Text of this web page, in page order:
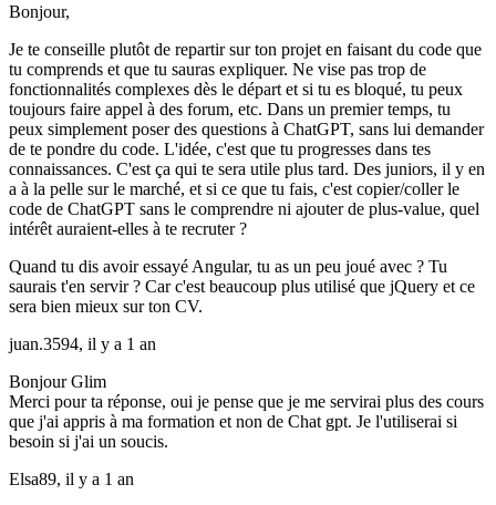
Bonjour,
Je te conseille plutôt de repartir sur ton projet en faisant du code que
tu comprends et que tu sauras expliquer. Ne vise pas trop de
fonctionnalités complexes dès le départ et si tu es bloqué, tu peux
toujours faire appel à des forum, etc. Dans un premier temps, tu
peux simplement poser des questions à ChatGPT, sans lui demander
de te pondre du code. L'idée, c'est que tu progresses dans tes
connaissances. C'est ça qui te sera utile plus tard. Des juniors, il y en
a à la pelle sur le marché, et si ce que tu fais, c'est copier/coller le
code de ChatGPT sans le comprendre ni ajouter de plus-value, quel
intérêt auraient-elles à te recruter ?
Quand tu dis avoir essayé Angular, tu as un peu joué avec ? Tu
saurais t'en servir ? Car c'est beaucoup plus utilisé que jQuery et ce
sera bien mieux sur ton CV.
juan.3594, il y a 1 an
Bonjour Glim
Merci pour ta réponse, oui je pense que je me servirai plus des cours
que j'ai appris à ma formation et non de Chat gpt. Je l'utiliserai si
besoin si j'ai un soucis.
Elsa89, il y a 1 an